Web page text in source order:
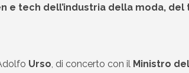
e tech dell’industria della moda,
Urso, di concerto con il Ministro